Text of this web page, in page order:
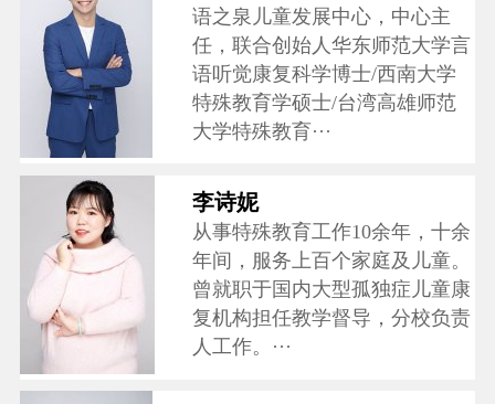
语之泉儿童发展中心，中心主
任，联合创始人华东师范大学言
语听觉康复科学博士/西南大学
特殊教育学硕士/台湾高雄师范
大学特殊教育···
李诗妮
从事特殊教育工作10余年，十余
年间，服务上百个家庭及儿童。
曾就职于国内大型孤独症儿童康
复机构担任教学督导，分校负责
人工作。···